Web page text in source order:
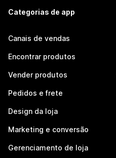
Categorias de app
Canais de vendas
Encontrar produtos
Vender produtos
Pedidos e frete
Design da loja
Marketing e conversão
Gerenciamento de loja